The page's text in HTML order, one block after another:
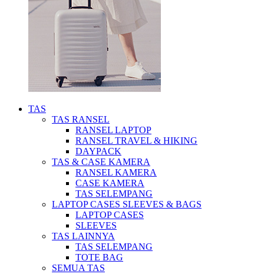
TAS
TAS RANSEL
RANSEL LAPTOP
RANSEL TRAVEL & HIKING
DAYPACK
TAS & CASE KAMERA
RANSEL KAMERA
CASE KAMERA
TAS SELEMPANG
LAPTOP CASES SLEEVES & BAGS
LAPTOP CASES
SLEEVES
TAS LAINNYA
TAS SELEMPANG
TOTE BAG
SEMUA TAS